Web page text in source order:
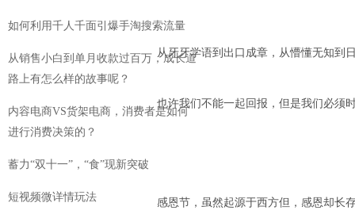
如何利用千人千面引爆手淘搜索流量
从销售小白到单月收款过百万，成长道
路上有怎么样的故事呢？
内容电商VS货架电商，消费者是如何
进行消费决策的？
蓄力“双十一”，“食”现新突破
短视频微详情玩法
从牙牙学语到出口成章，从懵懂无知到
也许我们不能一起回报，但是我们必须
感恩节，虽然起源于西方但，感恩却长